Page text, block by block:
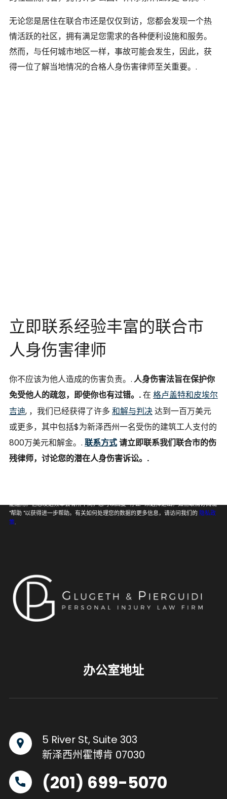
无论您是居住在联合市还是仅仅到访，您都会发现一个热
情活跃的社区，拥有满足您需求的各种便利设施和服务。
然而，与任何城市地区一样，事故可能会发生，因此，获
得一位了解当地情况的合格人身伤害律师至关重要。.
立即联系经验丰富的联合市
人身伤害律师
你不应该为他人造成的伤害负责。.人身伤害法旨在保护你
免受他人的疏忽，即使你也有过错。.在 格卢盖特和皮埃尔
吉迪, ，我们已经获得了许多 和解与判决达到一百万美元
或更多，其中包括$为新泽西州一名受伤的建筑工人支付的
800万美元和解金。. 联系方式请立即联系我们联合市的伤
残律师，讨论您的潜在人身伤害诉讼。.
能适用。信息发送频率会有所不同，您可以回复 “停止 ”来选择退出。如需取消订阅或
"帮助 "以获得进一步帮助。有关如何处理您的数据的更多信息，请访问我们的 隐私政
策.
办公室地址
5 River St, Suite 303
新泽西州霍博肯 07030
(201) 699-5070